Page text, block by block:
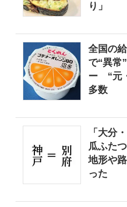
り」
全国の
で“異常
ー “元
多数
「大分
瓜ふた
地形や
った